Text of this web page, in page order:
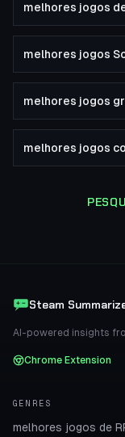
melhores jogos
melhores jogos
melhores jogos
melhores jogos
Steam
AI-powered insights
Chrome Extension
GENRES
melhores jogos de